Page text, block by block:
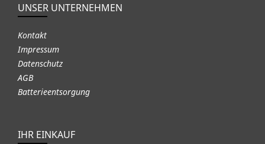
UNSER UNTERNEHMEN
Kontakt
Impressum
Datenschutz
AGB
Batterieentsorgung
IHR EINKAUF